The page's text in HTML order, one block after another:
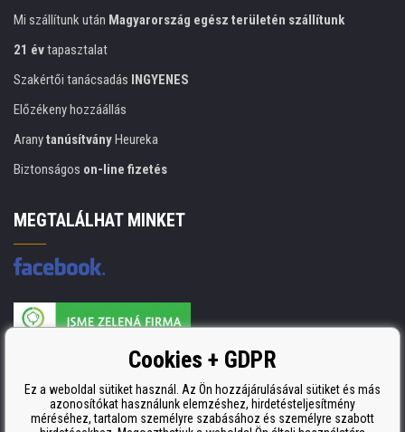
Mi szállítunk után Magyarország egész területén szállítunk
21 évtapasztalat
Szakértői tanácsadás INGYENES
Előzékeny hozzáállás
AranytanúsítványHeureka
Biztonságos on-line fizetés
MEGTALÁLHAT MINKET
A nyomtatási kellékek gyártója ISO 9001 tanúsítvánnyal rendelkezik
ISO 9001, ISO 14001 és STMC.Cookies + GDPR
Ez a weboldal sütiket használ. Az Ön hozzájárulásával sütiket és más
azonosítókat használunk elemzéshez, hirdetésteljesítmény
méréséhez, tartalom személyre szabásához és személyre szabott